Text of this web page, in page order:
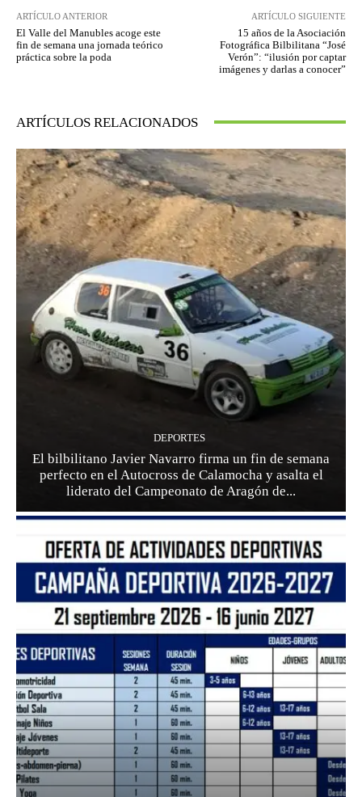
ARTÍCULO ANTERIOR
El Valle del Manubles acoge este
fin de semana una jornada teórico
práctica sobre la poda
ARTÍCULO SIGUIENTE
15 años de la Asociación
Fotográfica Bilbilitana “José
Verón”: “ilusión por captar
imágenes y darlas a conocer”
ARTÍCULOS RELACIONADOS
DEPORTES
El bilbilitano Javier Navarro firma un fin de semana
perfecto en el Autocross de Calamocha y asalta el
liderato del Campeonato de Aragón de...